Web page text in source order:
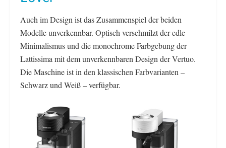
Auch im Design ist das Zusammenspiel der beiden
Modelle unverkennbar. Optisch verschmilzt der edle
Minimalismus und die monochrome Farbgebung der
Lattissima mit dem unverkennbaren Design der Vertuo.
Die Maschine ist in den klassischen Farbvarianten –
Schwarz und Weiß – verfügbar.